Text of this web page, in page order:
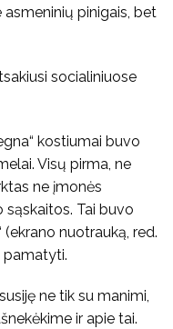
asmeninių pinigais, bet
socialiniuose
kostiumai buvo
Visų pirma, ne
ne įmonės
sąskaitos. Tai buvo
nuotrauką, red.
pamatyti.
ne tik su manimi,
ir apie tai.